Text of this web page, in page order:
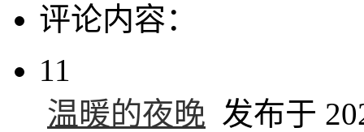
评论内容：
11
温暖的夜晚 发布于